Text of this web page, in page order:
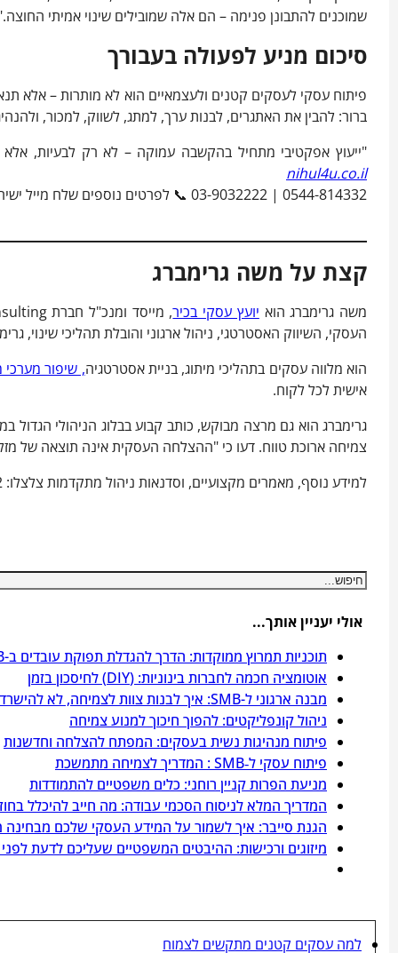
שמוכנים להתבונן פנימה – הם אלה שמובילים שינוי אמיתי
סיכום מניע לפעולה בעבורך
פיתוח עסקי לעסקים קטנים ולעצמאיים הוא לא מותרות – אלא
ברור: להבין את האתגרים, לבנות ערך, למתג, לשווק, למכור,
"ייעוץ אפקטיבי מתחיל בהקשבה עמוקה – לא רק לבעיות, אלא
nihul4u.co.il
0544-814332 | 03-9032222 📞 לפרטים נוספים שלח מייל ישירות למשה גרימברג: abc@nihul4u.co.il
קצת על משה גרימברג
משה גרימברג הוא יועץ עסקי בכיר
העסקי, השיווק האסטרטגי, ניהול ארגוני והובלת תהליכי שינוי,
הוא מלווה עסקים בתהליכי מיתוג, בניית אסטרטגיה, שיפור מערכי
אישית לכל לקוח.
גרימברג הוא גם מרצה מבוקש, כותב קבוע בבלוג הניהולי הגדול
צמיחה ארוכת טווח. דעו כי "ההצלחה העסקית אינה תוצאה של
למידע נוסף, מאמרים מקצועיים, וסדנאות ניהול מתקדמות צלצלו: 0544-814332 או 03-9032222 📧
אולי יעניין אותך...
תוכניות תמרוץ ממוקדות: הדרך להגדלת תפוקת עובדים ב-SMB
אוטומציה חכמה לחברות בינוניות: (DIY) לחיסכון בזמן
מבנה ארגוני ל-SMB: איך לבנות צוות לצמיחה, לא להישרדות?
ניהול קונפליקטים: להפוך חיכוך למנוע צמיחה
פיתוח מנהיגות נשית בעסקים: המפתח להצלחה וחדשנות
פיתוח עסקי ל‑SMB : המדריך לצמיחה מתמשכת
מניעת הפרות קניין רוחני: כלים משפטיים להתמודדות
המדריך המלא לניסוח הסכמי עבודה: מה חייב להיכלל
הגנת סייבר: איך לשמור על המידע העסקי שלכם
מיזוגים ורכישות: ההיבטים המשפטיים שעליכם לדעת
למה עסקים קטנים מתקשים לצמוח